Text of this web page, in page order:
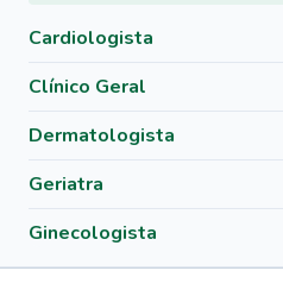
Cardiologista
Clínico Geral
Dermatologista
Geriatra
Ginecologista